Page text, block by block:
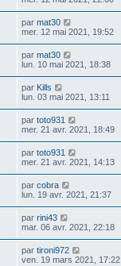
par mat30
mer. 12 mai 2021, 19:52
par mat30
lun. 10 mai 2021, 18:38
par Kills
lun. 03 mai 2021, 13:11
par toto931
mer. 21 avr. 2021, 18:49
par toto931
mer. 21 avr. 2021, 14:13
par cobra
lun. 19 avr. 2021, 21:37
par rini43
mar. 06 avr. 2021, 22:18
par tironi972
ven. 19 mars 2021, 17:22